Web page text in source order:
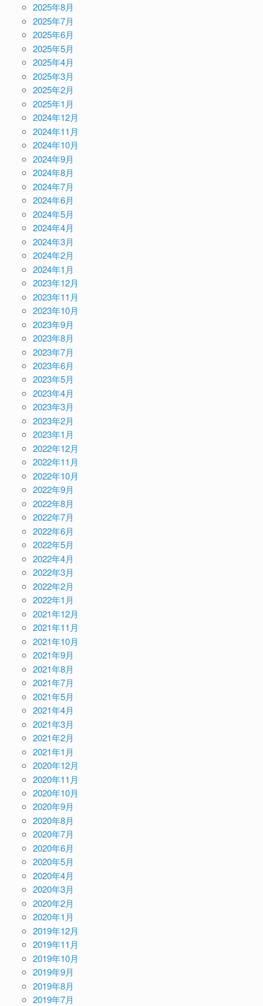
2025年8月
2025年7月
2025年6月
2025年5月
2025年4月
2025年3月
2025年2月
2025年1月
2024年12月
2024年11月
2024年10月
2024年9月
2024年8月
2024年7月
2024年6月
2024年5月
2024年4月
2024年3月
2024年2月
2024年1月
2023年12月
2023年11月
2023年10月
2023年9月
2023年8月
2023年7月
2023年6月
2023年5月
2023年4月
2023年3月
2023年2月
2023年1月
2022年12月
2022年11月
2022年10月
2022年9月
2022年8月
2022年7月
2022年6月
2022年5月
2022年4月
2022年3月
2022年2月
2022年1月
2021年12月
2021年11月
2021年10月
2021年9月
2021年8月
2021年7月
2021年5月
2021年4月
2021年3月
2021年2月
2021年1月
2020年12月
2020年11月
2020年10月
2020年9月
2020年8月
2020年7月
2020年6月
2020年5月
2020年4月
2020年3月
2020年2月
2020年1月
2019年12月
2019年11月
2019年10月
2019年9月
2019年8月
2019年7月